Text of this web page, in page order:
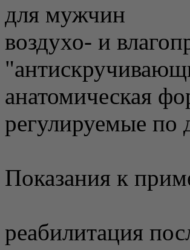
для мужчин
воздухо- и
анатомическая
регулируемые по
Показания к
реабилитация